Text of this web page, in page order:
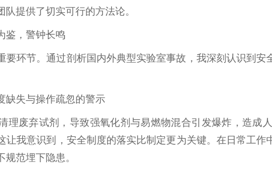
提供了切实可行的方法论。
鉴，警钟长鸣
要环节。通过剖析国内外典型实验室事故，我深刻认识到
缺失与操作疏忽的警示
理废弃试剂，导致强氧化剂与易燃物混合引发爆炸，造成
让我意识到，安全制度的落实比制定更为关键。在日常工
范埋下隐患。